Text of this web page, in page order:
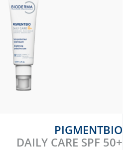
PIGMENTBIO
DAILY CARE SPF 50+